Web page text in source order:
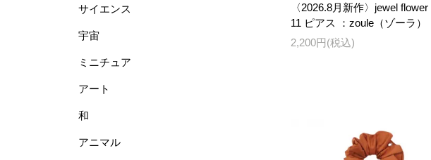
〈2026.8月新作〉jewel flower
11 ピアス ：zoule（ゾーラ）
2,200円(税込)
サイエンス
宇宙
ミニチュア
アート
和
アニマル